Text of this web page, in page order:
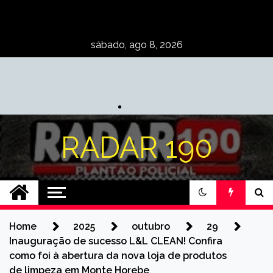
sábado, ago 8, 2026
RADAR 190
Home 2025 outubro
29
Inauguração de sucesso L&L CLEAN! Confira
como foi à abertura da nova loja de produtos
de limpeza em Monte Horebe